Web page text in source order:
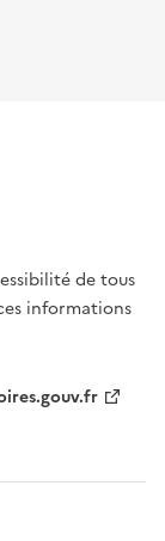
de tous
informations